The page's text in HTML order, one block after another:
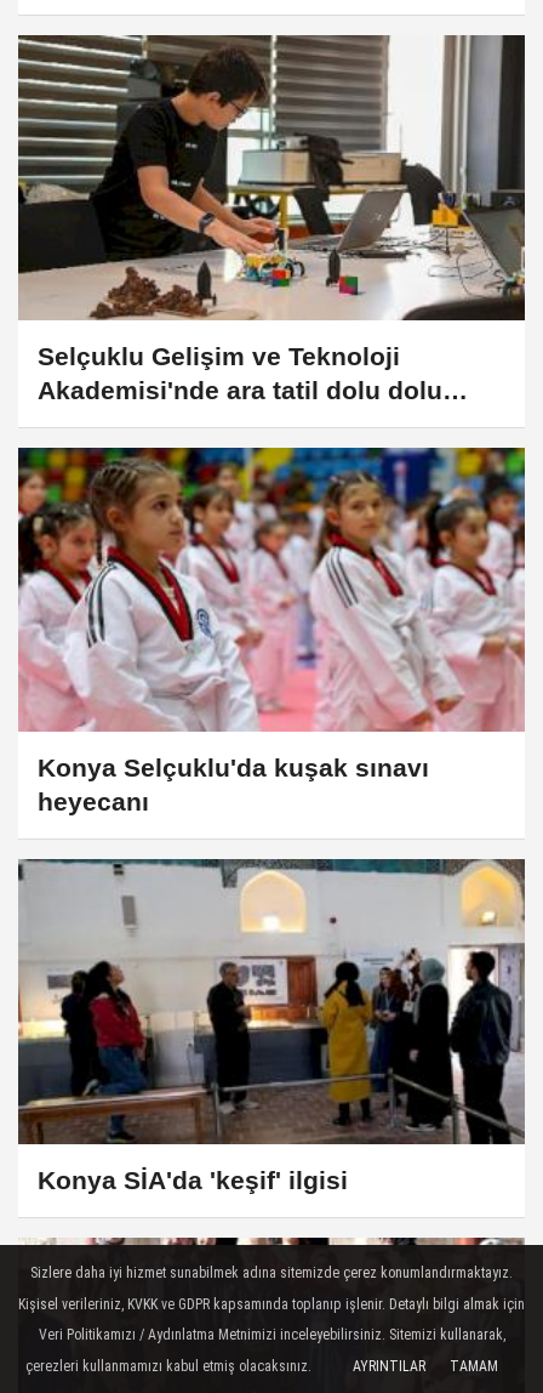
Selçuklu Gelişim ve Teknoloji
Akademisi'nde ara tatil dolu dolu
geçti
Konya Selçuklu'da kuşak sınavı
heyecanı
Konya SİA'da 'keşif' ilgisi
Sizlere daha iyi hizmet sunabilmek adına sitemizde çerez konumlandırmaktayız.
Kişisel verileriniz, KVKK ve GDPR kapsamında toplanıp işlenir. Detaylı bilgi almak için
Veri Politikamızı / Aydınlatma Metnimizi inceleyebilirsiniz. Sitemizi kullanarak,
çerezleri kullanmamızı kabul etmiş olacaksınız.
AYRINTILAR TAMAM